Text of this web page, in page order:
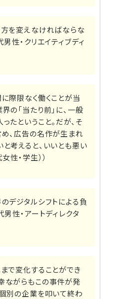
を変えなければならな
性・クリエイティブディ
際限なく働くことが当
の「当たり前」に、一般
たということ。だが、そ
、広告の名作が生まれ
考えると、いいとも悪い
性・学生））
デジタルシフトによる負
性・アートディレクタ
で変化することができ
ながらもこの事件が発
別の企業を叩いて終わ